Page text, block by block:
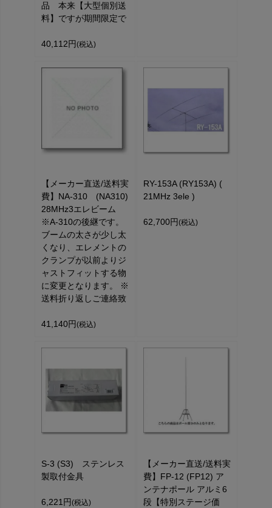
品 本来【大型個別送
料】ですが期間限定で
40,112円 (税込)
【メーカー直送/送料実
費】NA-310 (NA310)
28MHz3エレビーム
※A-310の後継です。
ブームの太さが少し太
くなり、エレメントの
クランプが以前よりジ
ャストフィットする物
に変更となります。 ※
送料折り返しご連絡致
41,140円 (税込)
RY-153A (RY153A) (
21MHz 3ele )
62,700円 (税込)
S-3 (S3) ステンレス
製取付金具
6,221円 (税込)
【メーカー直送/送料実
費】FP-12 (FP12) ア
ンテナポール アルミ6
段【特別ステージ価